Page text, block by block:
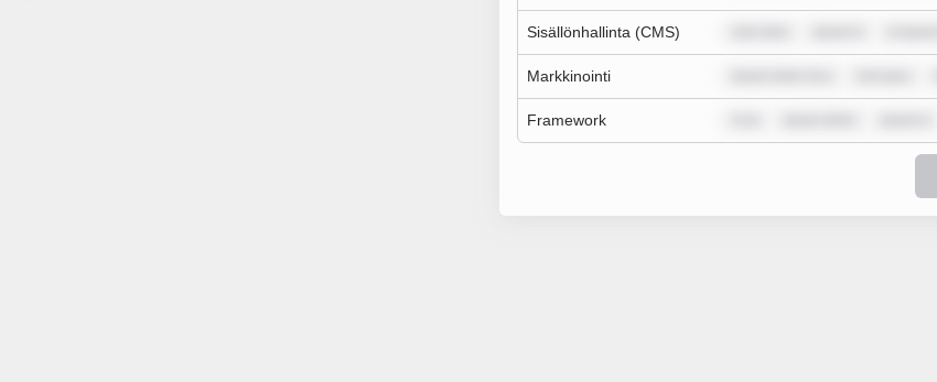
Sisällönhallinta (CMS)
Markkinointi
Framework